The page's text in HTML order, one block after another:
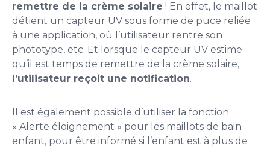
remettre de la crème solaire ! En effet, le maillot
détient un capteur UV sous forme de puce reliée
à une application, où l’utilisateur rentre son
phototype, etc. Et lorsque le capteur UV estime
qu’il est temps de remettre de la crème solaire,
l’utilisateur reçoit une notification.
Il est également possible d’utiliser la fonction
« Alerte éloignement » pour les maillots de bain
enfant, pour être informé si l’enfant est à plus de